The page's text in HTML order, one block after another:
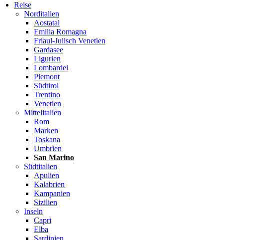
Reise
Norditalien
Aostatal
Emilia Romagna
Friaul-Julisch Venetien
Gardasee
Ligurien
Lombardei
Piemont
Südtirol
Trentino
Venetien
Mittelitalien
Rom
Marken
Toskana
Umbrien
San Marino
Südtitalien
Apulien
Kalabrien
Kampanien
Sizilien
Inseln
Capri
Elba